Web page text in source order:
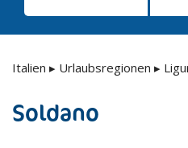
Italien ▸ Urlaubsregionen ▸
Soldano